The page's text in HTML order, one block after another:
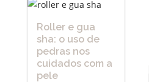
Roller e gua
sha: o uso de
pedras nos
cuidados com a
pele